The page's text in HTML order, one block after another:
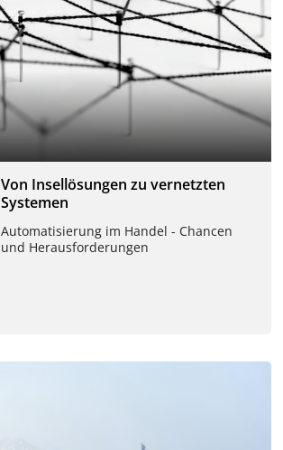
Von Insellösungen zu vernetzten
Systemen
Automatisierung im Handel - Chancen
und Herausforderungen